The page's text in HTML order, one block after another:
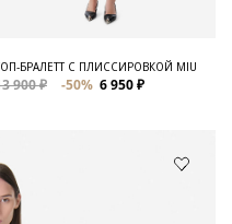
БРАЛЕТТ С ПЛИССИРОВКОЙ MIU
900 ₽ -50% 6 950 ₽